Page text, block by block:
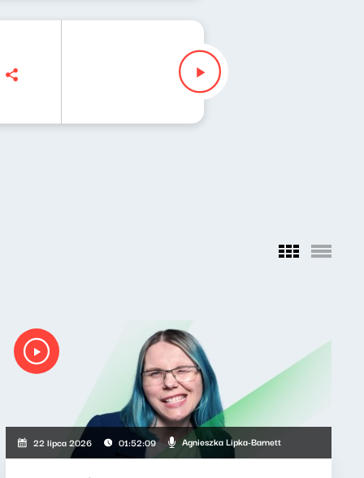
22 lipca 2026 01:52:09 Agnieszka Lipka-Barnett